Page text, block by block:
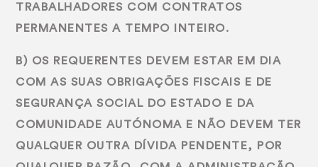
TRABALHADORES COM CONTRATOS
PERMANENTES A TEMPO INTEIRO.
B) OS REQUERENTES DEVEM ESTAR EM DIA
COM AS SUAS OBRIGAÇÕES FISCAIS E DE
SEGURANÇA SOCIAL DO ESTADO E DA
COMUNIDADE AUTÓNOMA E NÃO DEVEM TER
QUALQUER OUTRA DÍVIDA PENDENTE, POR